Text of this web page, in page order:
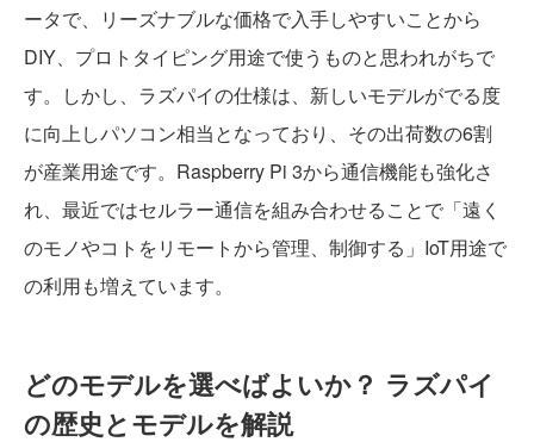
ータで、リーズナブルな価格で入手しやすいことから
DIY、プロトタイピング用途で使うものと思われがちで
す。しかし、ラズパイの仕様は、新しいモデルがでる度
に向上しパソコン相当となっており、その出荷数の6割
が産業用途です。Raspberry Pi 3から通信機能も強化さ
れ、最近ではセルラー通信を組み合わせることで「遠く
のモノやコトをリモートから管理、制御する」IoT用途で
の利用も増えています。
どのモデルを選べばよいか？ ラズパイ
の歴史とモデルを解説